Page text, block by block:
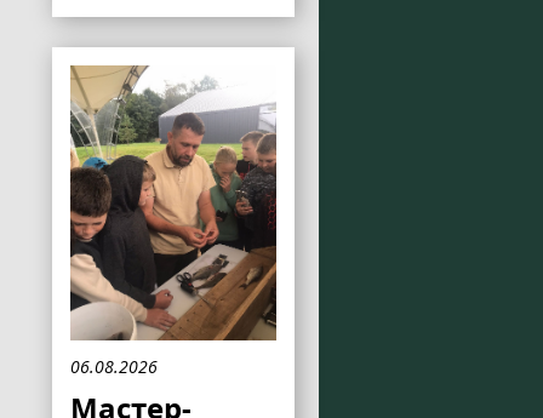
06.08.2026
Мастер-